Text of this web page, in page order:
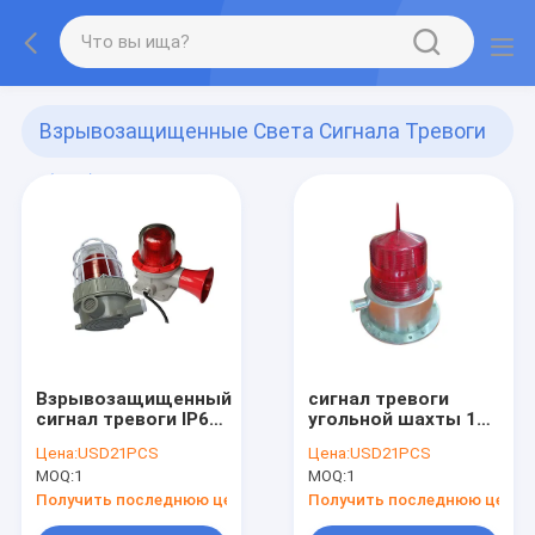
Взрывозащищенные Света Сигнала Тревоги
Взрывозащищенный
сигнал тревоги IP65
опасности пожара
5w 10W
водоустойчивые
Цена:USD21PCS
MOQ:1
Получить последнюю цену
сигнал тревоги
угольной шахты 12v
взрывозащищенный
освещает зонд
строба СИД
алюминиевого
Цена:USD21PCS
MOQ:1
Получить последнюю цену